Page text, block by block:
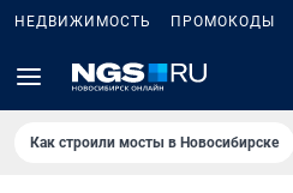
НЕДВИЖИМОСТЬ ПРОМОКОДЫ
Как строили мосты в Новосибирске